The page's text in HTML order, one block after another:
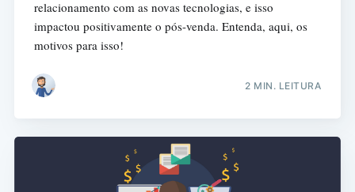
relacionamento com as novas tecnologias, e isso
impactou positivamente o pós-venda. Entenda, aqui, os
motivos para isso!
2 MIN. LEITURA